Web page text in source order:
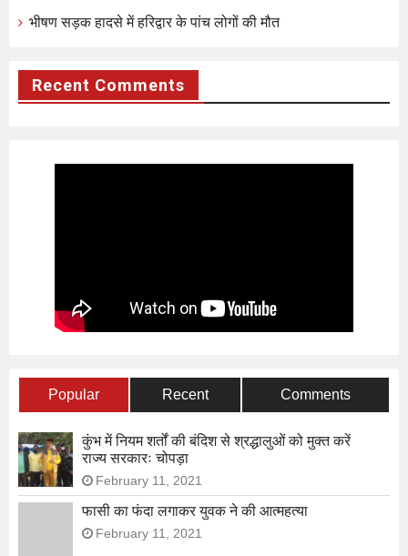
भीषण सड़क हादसे में हरिद्वार के पांच लोगों की मौत
Recent Comments
Popular Recent Comments
कुंभ में नियम शर्तों की बंदिश से श्रद्धालुओं को मुक्त करें
राज्य सरकारः चोपड़ा
February 11, 2021
फासी का फंदा लगाकर युवक ने की आत्महत्या
February 11, 2021